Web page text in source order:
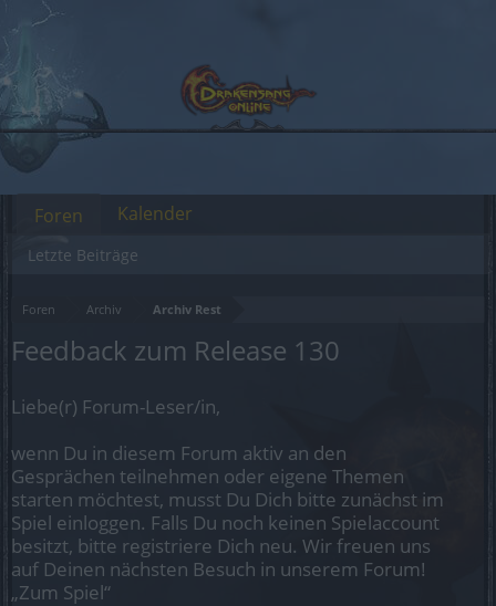
Foren Archiv Archiv Rest
Feedback zum Release 130
Liebe(r) Forum-Leser/in,
wenn Du in diesem Forum aktiv an den
Gesprächen teilnehmen oder eigene Themen
starten möchtest, musst Du Dich bitte zunächst im
Spiel einloggen. Falls Du noch keinen Spielaccount
besitzt, bitte registriere Dich neu. Wir freuen uns
auf Deinen nächsten Besuch in unserem Forum!
„Zum Spiel“
Foren
Letzte Beiträge
Kalender